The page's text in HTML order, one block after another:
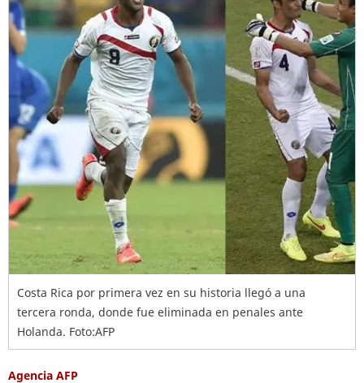
Costa Rica por primera vez en su historia llegó a una
tercera ronda, donde fue eliminada en penales ante
Holanda. Foto:AFP
Agencia AFP